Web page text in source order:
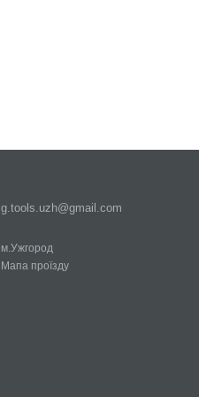
g.tools.uzh@gmail.com
м.Ужгород
Мапа проїзду